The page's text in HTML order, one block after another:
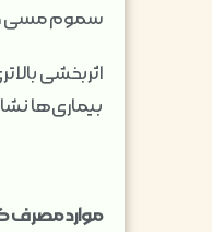
سموم مسی
اثربخشی
بیماری‌ها
موارد مصرف